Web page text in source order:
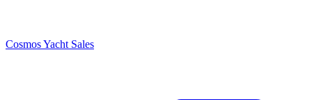
Cosmos Yacht Sales